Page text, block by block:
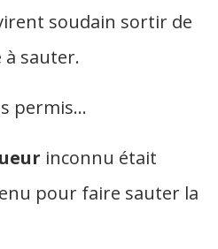
soudain sortir de
à sauter.
permis…
inconnu était
pour faire sauter la